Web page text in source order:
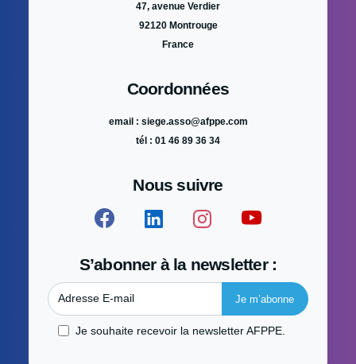
47, avenue Verdier
92120 Montrouge
France
Coordonnées
email : siege.asso@afppe.com
tél : 01 46 89 36 34
Nous suivre
S’abonner à la newsletter :
Adresse E-mail
Je souhaite recevoir la newsletter AFPPE.